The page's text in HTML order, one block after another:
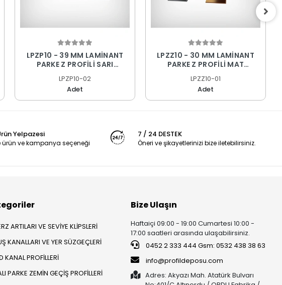
LPZP10 - 39 MM LAMİNANT
PARKE Z PROFİLİ SARI
LPZP10-02
Adet
LPZZ10 - 30 MM LAMİNANT
PARKE Z PROFİLİ MAT
LPZZ10-01
Adet
Yelpazesi
ürün ve kampanya seçeneği
7 / 24 DESTEK
Öneri ve şikayetlerinizi bize iletebilirsiniz.
ARTILARI VE SEVİYE KLİPSLERİ
KANALLARI VE YER SÜZGEÇLERİ
KANAL PROFİLLERİ
PARKE ZEMİN GEÇİŞ PROFİLLERİ
Bize Ulaşın
Haftaiçi 09:00 - 19:00 Cumartesi 10:00 -
17:00 saatleri arasında ulaşabilirsiniz.
0452 2 333 444 Gsm: 0532 438 38 63
info@profildeposu.com
Adres: Akyazı Mah. Atatürk Bulvarı